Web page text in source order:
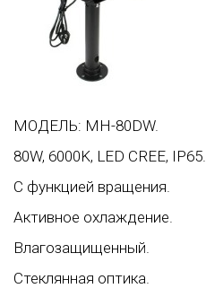
МОДЕЛЬ: MH-80DW.
80W, 6000K, LED CREE, IP65.
С функцией вращения.
Активное охлаждение.
Влагозащищенный.
Стеклянная оптика.